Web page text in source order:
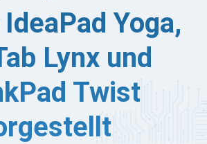
Yoga,
Lynx und
Twist